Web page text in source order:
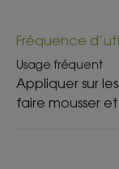
Fréquence
Usage fréquent
Appliquer sur
faire mousser